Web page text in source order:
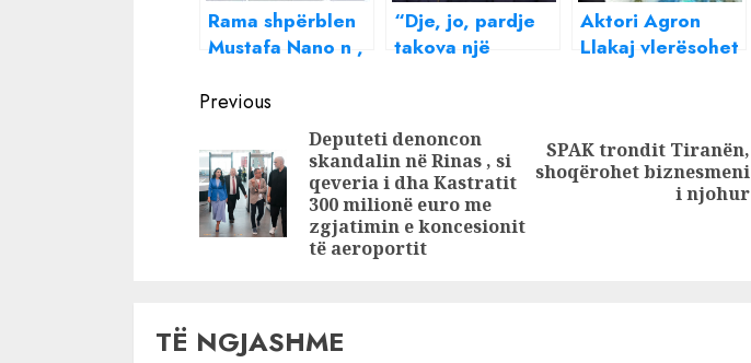
Rama shpërblen
Mustafa Nano n ,
ambasador
“Dje, jo, pardje
takova një
llafe” me
gazetarin: Na
thua një emër
Aktori Agron
Llakaj vlerësohet
i ndjerë
Continue
Reading
Previous
Previous
Deputeti denoncon
skandalin në Rinas , si
qeveria i dha Kastratit
300 milionë euro me
zgjatimin e koncesionit
të aeroportit
Next
SPAK trondit Tiranën,
shoqërohet biznesmeni
i njohur
TË NGJASHME